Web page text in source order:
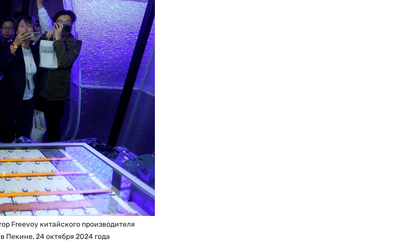
Freevoy китайского производителя
Пекине, 24 октября 2024 года